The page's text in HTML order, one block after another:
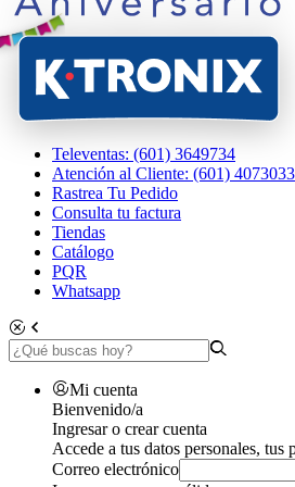
Televentas: (601) 3649734
Atención al Cliente: (601) 4073033
Rastrea Tu Pedido
Consulta tu factura
Tiendas
Catálogo
PQR
Whatsapp
Mi cuenta
Bienvenido/a
Ingresar o crear cuenta
Accede a tus datos personales,
Correo electrónico